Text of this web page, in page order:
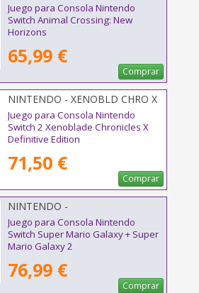
Juego para Consola Nintendo
Switch Animal Crossing: New
Horizons
65,99 €
Comprar
NINTENDO - XENOBLD CHRO X
DEF 2
Juego para Consola Nintendo
Switch 2 Xenoblade Chronicles X
Definitive Edition
71,50 €
Comprar
NINTENDO -
Juego para Consola Nintendo
Switch Super Mario Galaxy + Super
Mario Galaxy 2
76,99 €
Comprar